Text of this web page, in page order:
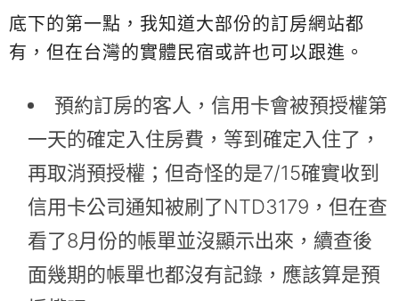
底下的第一點，我知道大部份的訂房網站都
有，但在台灣的實體民宿或許也可以跟進。
預約訂房的客人，信用卡會被預授權第
一天的確定入住房費，等到確定入住了，
再取消預授權；但奇怪的是7/15確實收到
信用卡公司通知被刷了NTD3179，但在查
看了8月份的帳單並沒顯示出來，續查後
面幾期的帳單也都沒有記錄，應該算是預